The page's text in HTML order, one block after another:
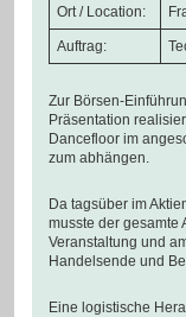
Ort / Location:
Auftrag:
Zur Börsen-
Präsentation
Dancefloor im
zum abhängen.
Da tagsüber im
musste der gesamte
Veranstaltung und
Handelsende und
Eine logistische